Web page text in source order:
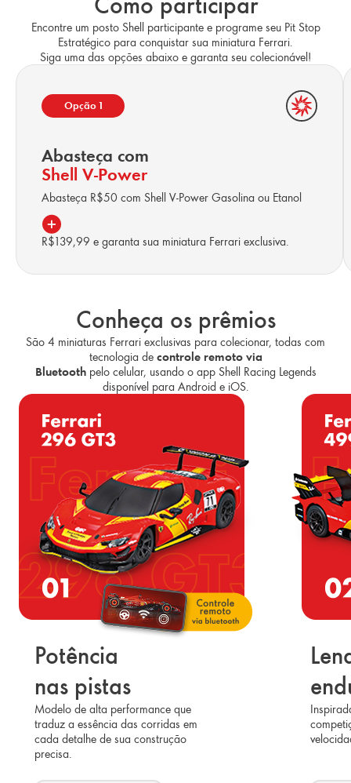
Encontre um posto Shell participante e programe seu Pit Stop
Estratégico para conquistar sua miniatura Ferrari.
Siga uma das opções abaixo e garanta seu colecionável!
Opção 1
Abasteça com
Shell V-Power
Abasteça R$50 com Shell V-Power Gasolina ou Etanol
R$139,99 e garanta sua miniatura Ferrari exclusiva.
Conheça os prêmios
São 4 miniaturas Ferrari exclusivas para colecionar, todas com
tecnologia de controle remoto via
Bluetoothpelo celular, usando o app Shell Racing Legends
disponível para Android e iOS.
Potência
nas pistas
Modelo de alta performance que
traduz a essência das corridas em
cada detalhe de sua construção
precisa.